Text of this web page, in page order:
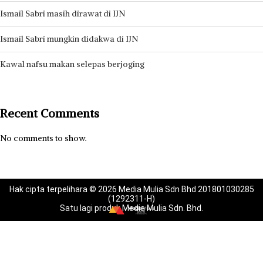
Ismail Sabri masih dirawat di IJN
Ismail Sabri mungkin didakwa di IJN
Kawal nafsu makan selepas berjoging
Recent Comments
No comments to show.
Hak cipta terpelihara © 2026 Media Mulia Sdn Bhd 201801030285
(1292311-H)
Satu lagi produk Media Mulia Sdn. Bhd.